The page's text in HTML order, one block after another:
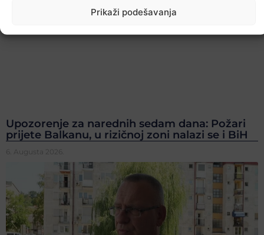
Prikaži podešavanja
Upozorenje za narednih sedam dana: Požari
prijete Balkanu, u rizičnoj zoni nalazi se i BiH
6. Augusta 2026.